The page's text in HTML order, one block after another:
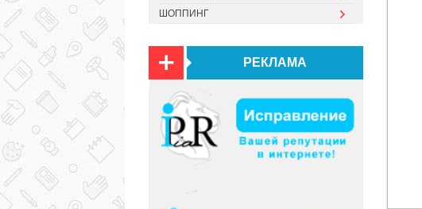
ШОППИНГ
РЕКЛАМА